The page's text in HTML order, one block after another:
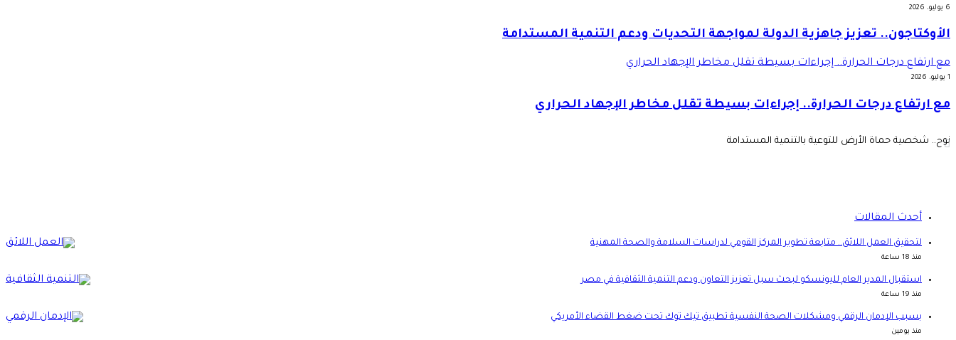
6 يوليو، 2026
الأوكتاجون.. تعزيز جاهزية الدولة لمواجهة التحديات ودعم التنمية المستدامة
مع ارتفاع درجات الحرارة.. إجراءات بسيطة تقلل مخاطر الإجهاد الحراري
1 يوليو، 2026
مع ارتفاع درجات الحرارة.. إجراءات بسيطة تقلل مخاطر الإجهاد الحراري
نوح.. شخصية حماة الأرض للتوعية بالتنمية المستدامة
أحدث المقالات
لتحقيق العمل اللائق.. متابعة تطوير المركز القومي لدراسات السلامة والصحة المهنية
منذ 18 ساعة
استقبال المدير العام لليونسكو لبحث سبل تعزيز التعاون ودعم التنمية الثقافية في مصر
منذ 19 ساعة
بسبب الإدمان الرقمي ومشكلات الصحة النفسية تطبيق تيك توك تحت ضغط القضاء الأمريكي
منذ يومين